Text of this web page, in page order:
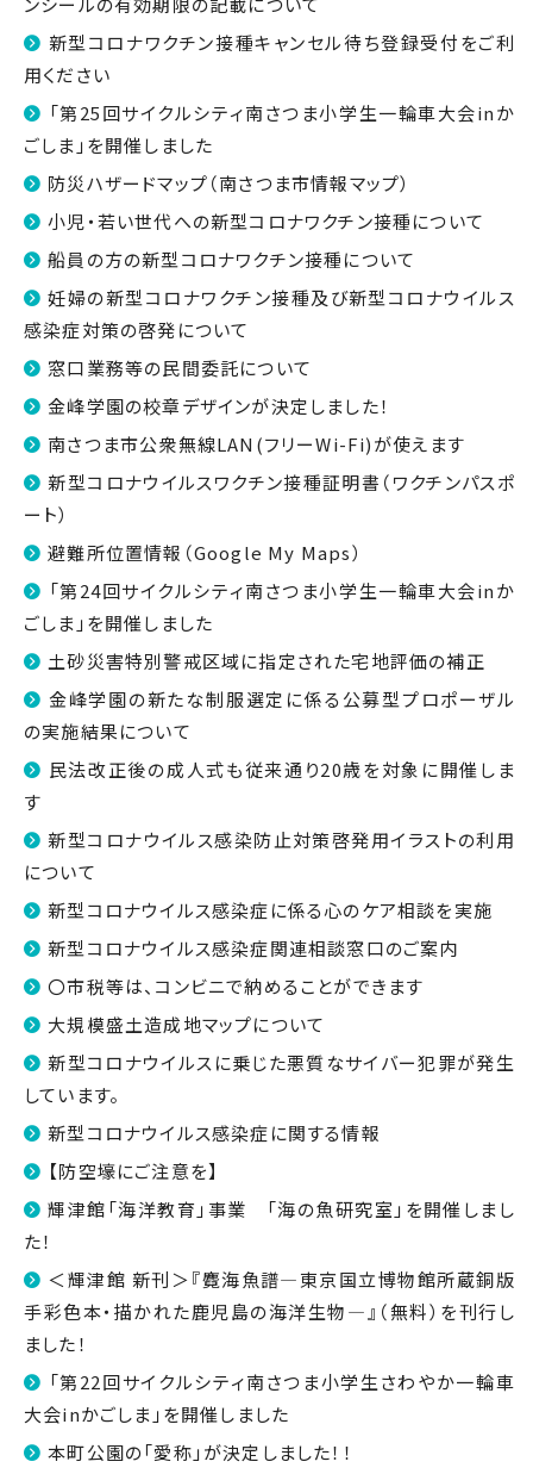
新型コロナワクチン接種キャンセル待ち登録受付をご利
用ください
「第25回サイクルシティ南さつま小学生一輪車大会inか
ごしま」を開催しました
防災ハザードマップ（南さつま市情報マップ）
小児・若い世代への新型コロナワクチン接種について
船員の方の新型コロナワクチン接種について
妊婦の新型コロナワクチン接種及び新型コロナウイルス
感染症対策の啓発について
窓口業務等の民間委託について
金峰学園の校章デザインが決定しました！
南さつま市公衆無線LAN(フリーWi-Fi)が使えます
新型コロナウイルスワクチン接種証明書（ワクチンパスポ
ート）
避難所位置情報（Google My Maps）
「第24回サイクルシティ南さつま小学生一輪車大会inか
ごしま」を開催しました
土砂災害特別警戒区域に指定された宅地評価の補正
金峰学園の新たな制服選定に係る公募型プロポーザル
の実施結果について
民法改正後の成人式も従来通り20歳を対象に開催しま
す
新型コロナウイルス感染防止対策啓発用イラストの利用
について
新型コロナウイルス感染症に係る心のケア相談を実施
新型コロナウイルス感染症関連相談窓口のご案内
〇市税等は、コンビニで納めることができます
大規模盛土造成地マップについて
新型コロナウイルスに乗じた悪質なサイバー犯罪が発生
しています。
新型コロナウイルス感染症に関する情報
【防空壕にご注意を】
輝津館「海洋教育」事業 「海の魚研究室」を開催しまし
た！
＜輝津館 新刊＞『麑海魚譜―東京国立博物館所蔵銅版
手彩色本・描かれた鹿児島の海洋生物―』（無料）を刊行し
ました！
「第22回サイクルシティ南さつま小学生さわやか一輪車
大会inかごしま」を開催しました
本町公園の「愛称」が決定しました！！